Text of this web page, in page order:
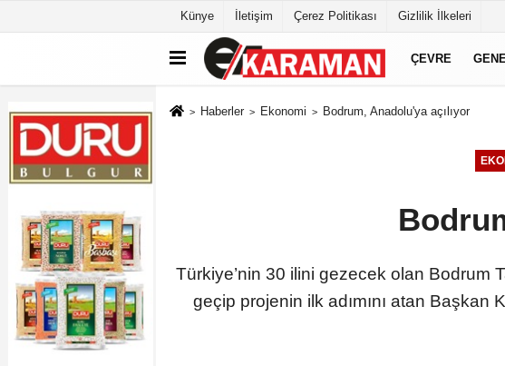
Künye İletişim Çerez Politikası Gizlilik İlkeleri
ÇEVRE
Haberler Ekonomi Bodrum, Anadolu'ya açılıyor
Türkiye’nin 30 ilini gezecek olan Bodrum
geçip projenin ilk adımını atan Başkan